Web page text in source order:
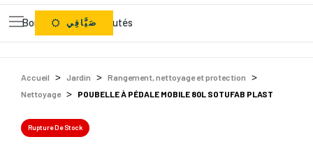
Bons Plans Nouveautés
صَيَّافِي
Accueil Jardin
Rangement, nettoyage et protection
Nettoyage
POUBELLE À PÉDALE MOBILE 80L SOTUFAB PLAST
Rupture De Stock